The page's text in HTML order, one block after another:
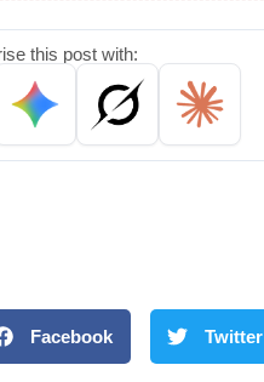
this post with:
Facebook Twitter